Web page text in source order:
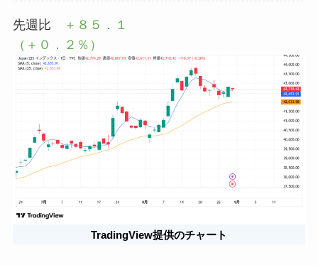
先週比
＋８５．１
（＋０．２％）
TradingView提供のチャート